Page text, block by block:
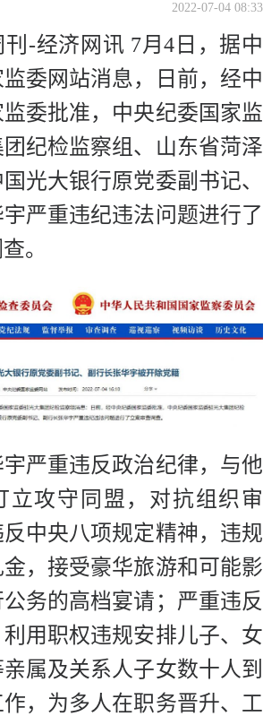
2022-07-04 08:33
刊-经济网讯 7月4日，据中
委网站消息，日前，经中
委批准，中央纪委国家监
纪检监察组、山东省菏泽
光大银行原党委副书记、
严重违纪违法问题进行了
。
严重违反政治纪律，与他
立攻守同盟，对抗组织审
中央八项规定精神，违规
，接受豪华旅游和可能影
务的高档宴请；严重违反
用职权违规安排儿子、女
属及关系人子女数十人到
，为多人在职务晋升、工